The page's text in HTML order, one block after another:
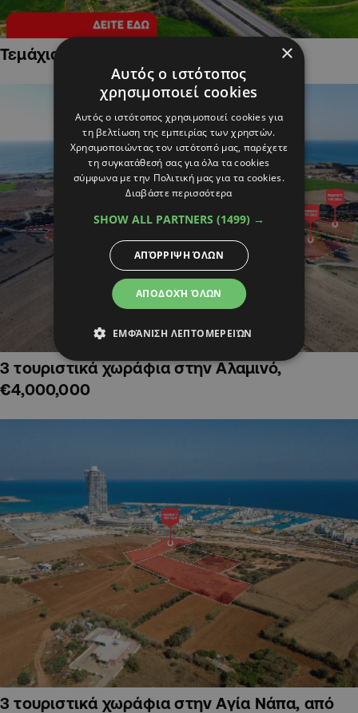
Τεμάχια Γης σε Οικιστικές Περιοχές
3 τουριστικά χωράφια στην Αλαμινό,
€4,000,000
3 τουριστικά χωράφια στην Αγία Νάπα, από
×
Αυτός ο ιστότοπος
χρησιμοποιεί cookies
Αυτός ο ιστότοπος χρησιμοποιεί cookies για
τη βελτίωση της εμπειρίας των χρηστών.
Χρησιμοποιώντας τον ιστότοπό μας, παρέχετε
τη συγκατάθεσή σας για όλα τα cookies
σύμφωνα με την Πολιτική μας για τα cookies.
Διαβάστε περισσότερα
SHOW ALL PARTNERS (1499) →
ΑΠΟΔΟΧΉ ΌΛΩΝ
ΑΠΌΡΡΙΨΗ ΌΛΩΝ
ΕΜΦΆΝΙΣΗ ΛΕΠΤΟΜΕΡΕΙΏΝ